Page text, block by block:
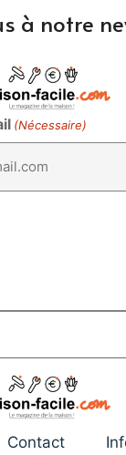
à notre
(Nécessaire)
Contact